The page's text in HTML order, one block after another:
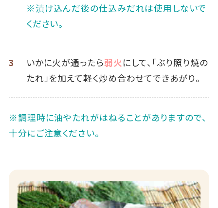
※漬け込んだ後の仕込みだれは使用しないで
ください。
3 いかに火が通ったら弱火にして、「ぶり照り焼の
たれ」を加えて軽く炒め合わせてできあがり。
※調理時に油やたれがはねることがありますので、
十分にご注意ください。